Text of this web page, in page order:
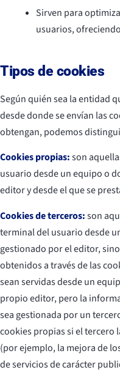
Sirven para
usuarios,
Tipos de cookies
Según quién sea la entidad
desde donde se envían las
obtengan, podemos
Cookies propias:son
usuario desde un equipo o
editor y desde el que se
Cookies de terceros:son
terminal del usuario desde
gestionado por el editor,
obtenidos a través de las
sean servidas desde un
propio editor, pero la
sea gestionada por un
cookies propias si el tercero
(por ejemplo, la mejora de
de servicios de carácter